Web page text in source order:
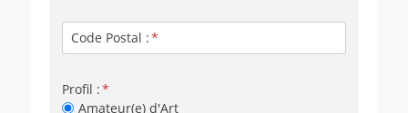
Code Postal :
Profil :
Amateur(e) d'Art